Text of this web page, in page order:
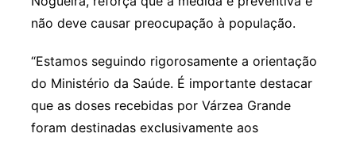
não deve causar preocupação à população.
“Estamos seguindo rigorosamente a orientação
do Ministério da Saúde. É importante destacar
que as doses recebidas por Várzea Grande
foram destinadas exclusivamente aos